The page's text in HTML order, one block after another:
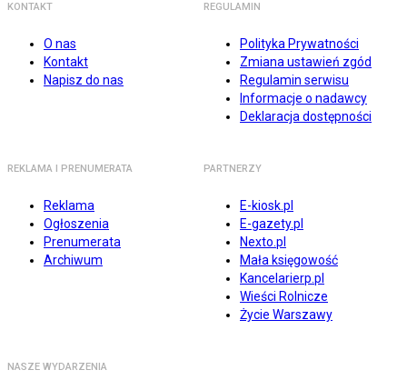
KONTAKT
O nas
Kontakt
Napisz do nas
REGULAMIN
Polityka Prywatności
Zmiana ustawień zgód
Regulamin serwisu
Informacje o nadawcy
Deklaracja dostępności
REKLAMA I PRENUMERATA
Reklama
Ogłoszenia
Prenumerata
Archiwum
PARTNERZY
E-kiosk.pl
E-gazety.pl
Nexto.pl
Mała księgowość
Kancelarierp.pl
Wieści Rolnicze
Życie Warszawy
NASZE WYDARZENIA